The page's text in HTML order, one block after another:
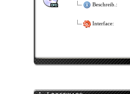
Beschreib.:
Interface: